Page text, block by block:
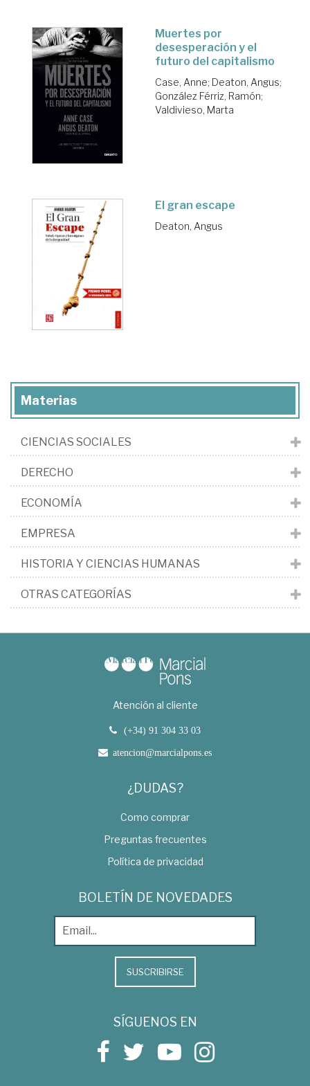
Muertes por
desesperación y el
futuro del capitalismo
Case, Anne; Deaton, Angus;
González Férriz, Ramón;
Valdivieso, Marta
El gran escape
Deaton, Angus
Materias
CIENCIAS SOCIALES
DERECHO
ECONOMÍA
EMPRESA
HISTORIA Y CIENCIAS HUMANAS
OTRAS CATEGORÍAS
Atención al cliente
(+34) 91 304 33 03
atencion@marcialpons.es
¿DUDAS?
Como comprar
Preguntas frecuentes
Política de privacidad
BOLETÍN DE NOVEDADES
SUSCRIBIRSE
SÍGUENOS EN